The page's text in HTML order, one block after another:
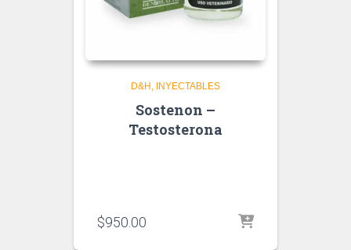
D&H INYECTABLES
Sostenon –
Testosterona
$950.00